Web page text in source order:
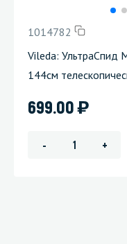
1014782
Vileda: УльтраСпид
144см
699.00)
- +